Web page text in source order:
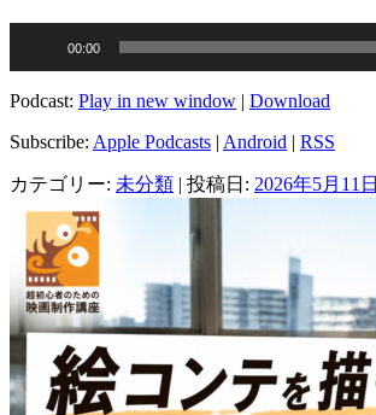
レ
ー
ー
00:00
Podcast: Play in new window | Download
Subscribe: Apple Podcasts | Android | RSS
カテゴリー: 未分類 | 投稿日: 2026年5月11日